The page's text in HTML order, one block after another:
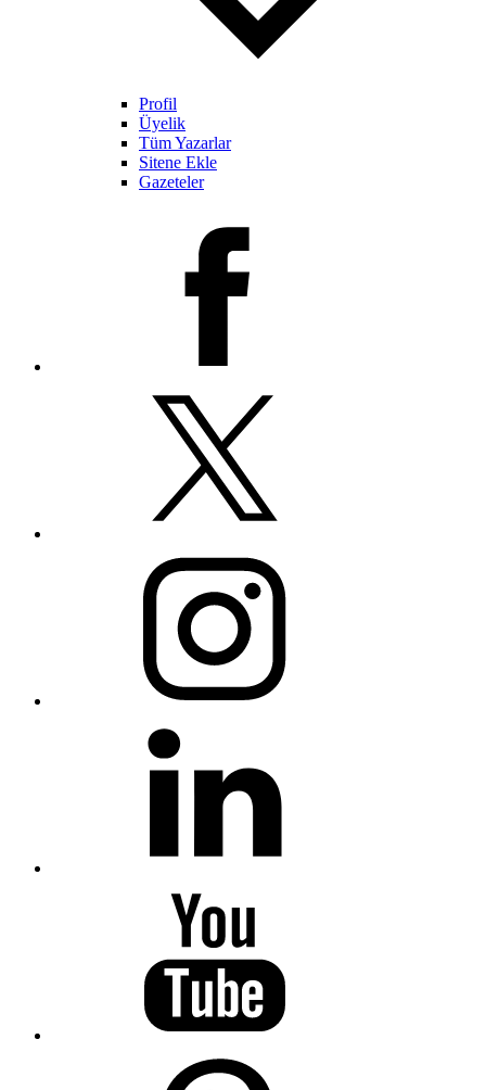
Profil
Üyelik
Tüm Yazarlar
Sitene Ekle
Gazeteler